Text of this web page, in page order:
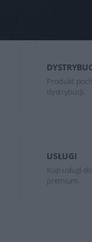
Produkt
dystrybucji.
USŁUGI
Kup usługi
premium.